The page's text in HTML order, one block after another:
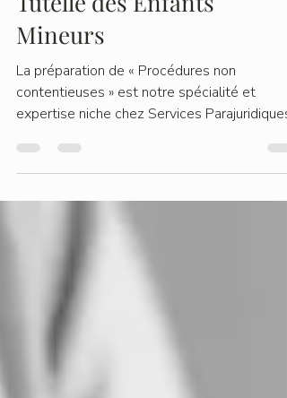
Notre procédure :
Institution d'un Conseil de
Tutelle des Enfants
Mineurs
La préparation de « Procédures non
contentieuses » est notre spécialité et